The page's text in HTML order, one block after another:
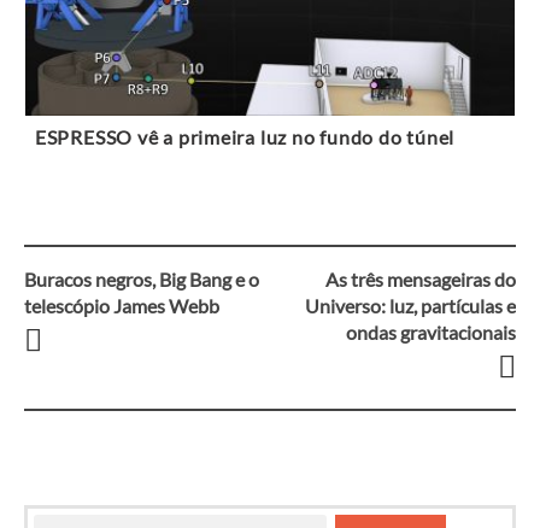
ESPRESSO vê a primeira luz no fundo do túnel
Navegação
entre
Buracos negros, Big Bang e o
telescópio James Webb
As três mensageiras do
Universo: luz, partículas e
ondas gravitacionais